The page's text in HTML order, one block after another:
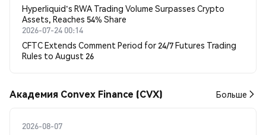
Hyperliquid's RWA Trading Volume Surpasses Crypto
Assets, Reaches 54% Share
2026-07-24 00:14
CFTC Extends Comment Period for 24/7 Futures Trading
Rules to August 26
Академия Convex Finance (CVX) Больше
2026-08-07